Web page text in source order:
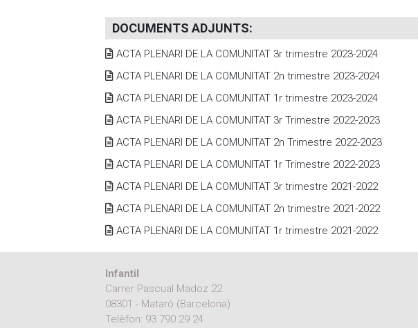
DOCUMENTS ADJUNTS:
ACTA PLENARI DE LA COMUNITAT 3r trimestre 2023-2024
ACTA PLENARI DE LA COMUNITAT 2n trimestre 2023-2024
ACTA PLENARI DE LA COMUNITAT 1r trimestre 2023-2024
ACTA PLENARI DE LA COMUNITAT 3r Trimestre 2022-2023
ACTA PLENARI DE LA COMUNITAT 2n Trimestre 2022-2023
ACTA PLENARI DE LA COMUNITAT 1r Trimestre 2022-2023
ACTA PLENARI DE LA COMUNITAT 3r trimestre 2021-2022
ACTA PLENARI DE LA COMUNITAT 2n trimestre 2021-2022
ACTA PLENARI DE LA COMUNITAT 1r trimestre 2021-2022
Infantil
Carrer Pascual Madoz 22
08301 - Mataró (Barcelona)
Telèfon: 93 790 29 24